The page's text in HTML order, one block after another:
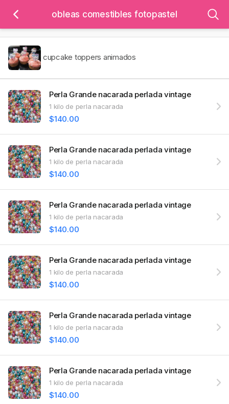
obleas comestibles fotopastel
cupcake toppers animados
Perla Grande nacarada perlada vintage
1 kilo de perla nacarada
$140.00
Perla Grande nacarada perlada vintage
1 kilo de perla nacarada
$140.00
Perla Grande nacarada perlada vintage
1 kilo de perla nacarada
$140.00
Perla Grande nacarada perlada vintage
1 kilo de perla nacarada
$140.00
Perla Grande nacarada perlada vintage
1 kilo de perla nacarada
$140.00
Perla Grande nacarada perlada vintage
1 kilo de perla nacarada
$140.00